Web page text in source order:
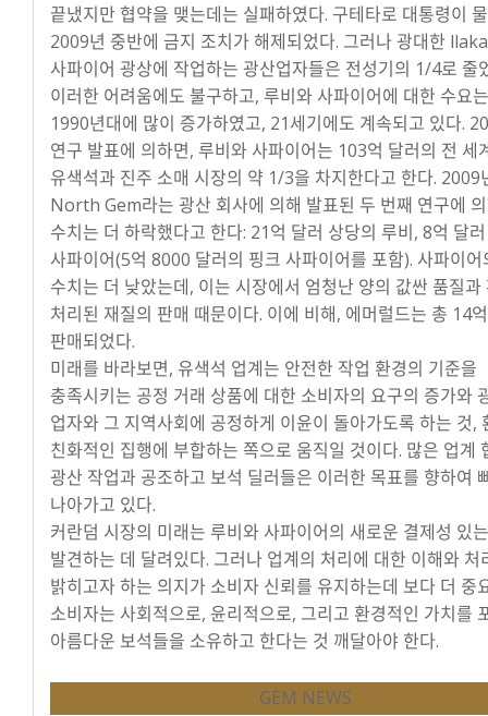
끝냈지만 협약을 맺는데는 실패하였다. 구테타로 대통령이
2009년 중반에 금지 조치가 해제되었다. 그러나 광대한
사파이어 광상에 작업하는 광산업자들은 전성기의 1/4로 줄
이러한 어려움에도 불구하고, 루비와 사파이어에 대한 수요는
1990년대에 많이 증가하였고, 21세기에도 계속되고 있다.
연구 발표에 의하면, 루비와 사파이어는 103억 달러의 전 세
유색석과 진주 소매 시장의 약 1/3을 차지한다고 한다.
North Gem라는 광산 회사에 의해 발표된 두 번째 연구에
수치는 더 하락했다고 한다: 21억 달러 상당의 루비, 8억 달
사파이어(5억 8000 달러의 핑크 사파이어를 포함). 사파이어
수치는 더 낮았는데, 이는 시장에서 엄청난 양의 값싼 품질과
처리된 재질의 판매 때문이다. 이에 비해, 에머럴드는 총 14
판매되었다.
미래를 바라보면, 유색석 업계는 안전한 작업 환경의 기준을
충족시키는 공정 거래 상품에 대한 소비자의 요구의 증가와
업자와 그 지역사회에 공정하게 이윤이 돌아가도록 하는 것,
친화적인 집행에 부합하는 쪽으로 움직일 것이다. 많은 업계
광산 작업과 공조하고 보석 딜러들은 이러한 목표를 향하여
나아가고 있다.
커란덤 시장의 미래는 루비와 사파이어의 새로운 결제성 있
발견하는 데 달려있다. 그러나 업계의 처리에 대한 이해와 처
밝히고자 하는 의지가 소비자 신뢰를 유지하는데 보다 더 중
소비자는 사회적으로, 윤리적으로, 그리고 환경적인 가치를
아름다운 보석들을 소유하고 한다는 것 깨달아야 한다.
GEM NEWS